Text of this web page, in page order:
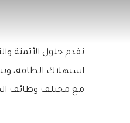
نقدم حلول الأتمتة
استهلاك الطاقة،
مع مختلف وظائف